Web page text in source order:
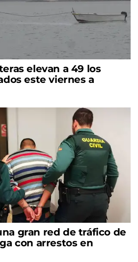
elevan a 49 los
este viernes a
gran red de tráfico de
con arrestos en